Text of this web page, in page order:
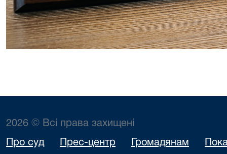
2026 © Всі права захищені
Про суд Прес-центр Громадянам